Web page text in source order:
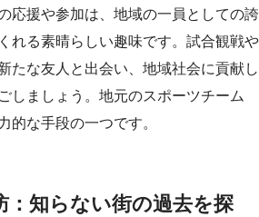
応援や参加は、地域の一員としての誇
れる素晴らしい趣味です。試合観戦や
たな友人と出会い、地域社会に貢献し
しましょう。地元のスポーツチーム
的な手段の一つです。
：知らない街の過去を探